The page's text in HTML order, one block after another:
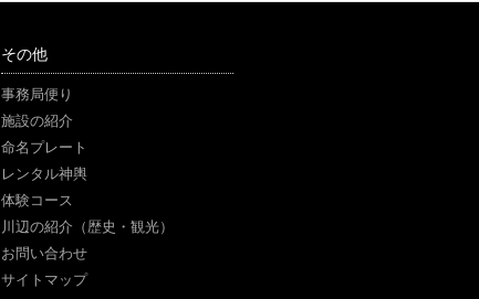
その他
事務局便り
施設の紹介
命名プレート
レンタル神輿
体験コース
川辺の紹介（歴史・観光）
お問い合わせ
サイトマップ